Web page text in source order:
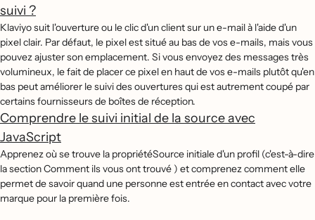
suivi ?
Klaviyo suit l'ouverture ou le clic d'un client sur un e-mail à l'aide d'un
pixel clair. Par défaut, le pixel est situé au bas de vos e-mails, mais vous
pouvez ajuster son emplacement. Si vous envoyez des messages très
volumineux, le fait de placer ce pixel en haut de vos e-mails plutôt qu'en
bas peut améliorer le suivi des ouvertures qui est autrement coupé par
certains fournisseurs de boîtes de réception.
Comprendre le suivi initial de la source avec
JavaScript
Apprenez où se trouve la propriétéSource initiale d'un profil (c'est-à-dire
la section Comment ils vous ont trouvé ) et comprenez comment elle
permet de savoir quand une personne est entrée en contact avec votre
marque pour la première fois.